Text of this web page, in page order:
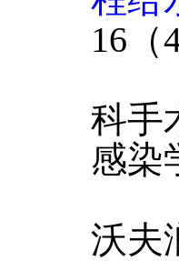
16（
［
科手
感染
［
沃夫